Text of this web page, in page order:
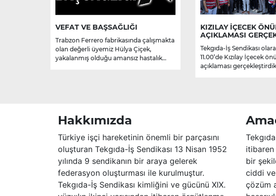
VEFAT VE BAŞSAĞLIĞI
Trabzon Ferrero fabrikasında çalışmakta
olan değerli üyemiz Hülya Çiçek,
yakalanmış olduğu amansız hastalık
KIZILAY İÇECEK
AÇIKLAMASI
Tekgıda-İş Sendikası
11.00’de Kızılay İçecek
açıklaması
Hakkımızda
Türkiye işçi hareketinin önemli bir parçasını
oluşturan Tekgıda-İş Sendikası 13 Nisan 1952
yılında 9 sendikanın bir araya gelerek
federasyon oluşturması ile kurulmuştur.
Tekgıda-İş Sendikası kimliğini ve gücünü XIX.
itibaren
bir
ciddi ve
çözüm